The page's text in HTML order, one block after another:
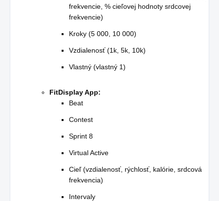
frekvencie, % cieľovej hodnoty srdcovej
frekvencie)
Kroky (5 000, 10 000)
Vzdialenosť (1k, 5k, 10k)
Vlastný (vlastný 1)
FitDisplay App:
Beat
Contest
Sprint 8
Virtual Active
Cieľ (vzdialenosť, rýchlosť, kalórie, srdcová
frekvencia)
Intervaly